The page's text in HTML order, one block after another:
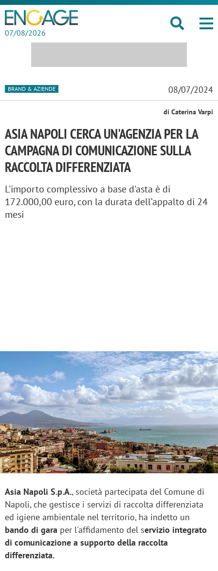
07/08/2026
BRAND & AZIENDE 08/07/2024
di Caterina Varpi
ASIA NAPOLI CERCA UN'AGENZIA PER LA
CAMPAGNA DI COMUNICAZIONE SULLA
RACCOLTA DIFFERENZIATA
L'importo complessivo a base d'asta è di
172.000,00 euro, con la durata dell’appalto di 24
mesi
Asia Napoli S.p.A., società partecipata del Comune di
Napoli, che gestisce i servizi di raccolta differenziata
ed igiene ambientale nel territorio, ha indetto un
bando di gara per l'affidamento del servizio integrato
di comunicazione a supporto della raccolta
differenziata.